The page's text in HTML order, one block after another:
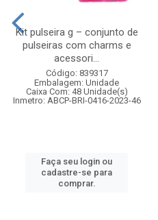
Kit pulseira g – conjunto de
pulseiras com charms e
acessori...
Código: 839317
Embalagem: Unidade
Caixa Com: 48 Unidade(s)
Inmetro: ABCP-BRI-0416-2023-46
Faça seu login ou
cadastre-se para
comprar.